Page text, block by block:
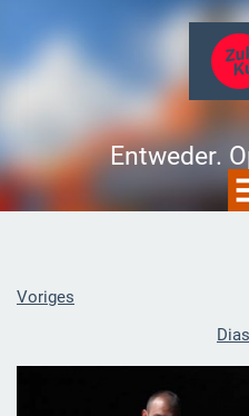
Entweder.
Voriges